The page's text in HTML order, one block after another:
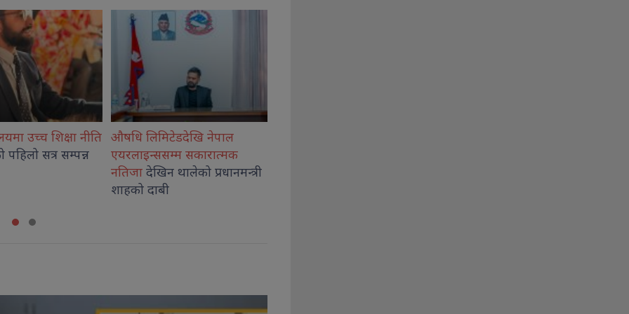
नेपाल
सकारात्मक
गिरी विरुद्ध अनुसन्धान गर्न
अदालतबाट चार दिनको म्याद
थप, कारागारबाटै पेट्रोलपम्प
कब्जा